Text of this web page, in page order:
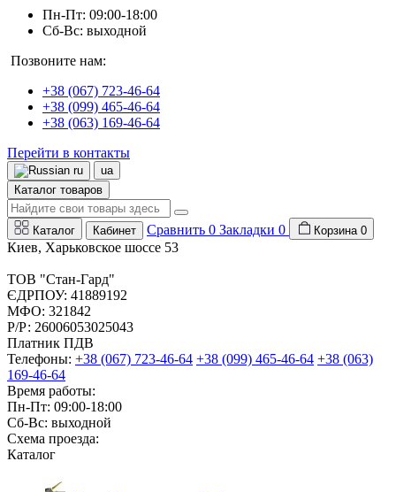
Пн-Пт: 09:00-18:00
Сб-Вс: выходной
Позвоните нам:
+38 (067) 723-46-64
+38 (099) 465-46-64
+38 (063) 169-46-64
Перейти в контакты
ru
ua
Каталог товаров
Каталог Кабинет Сравнить 0 Закладки 0 Корзина 0
Киев, Харьковское шоссе 53
ТОВ "Стан-Гард"
ЄДРПОУ: 41889192
МФО: 321842
Р/Р: 26006053025043
Платник ПДВ
Телефоны: +38 (067) 723-46-64 +38 (099) 465-46-64 +38 (063)
169-46-64
Время работы:
Пн-Пт: 09:00-18:00
Сб-Вс: выходной
Схема проезда:
Каталог